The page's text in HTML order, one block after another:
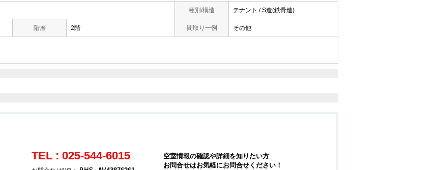
種別/構造 テナント / S造(鉄骨造)
階層 2階 間取り一例 その他
TEL : 025-544-6015
空室情報の確認や詳細を知りたい方
お問合せはお気軽にお問合せください！